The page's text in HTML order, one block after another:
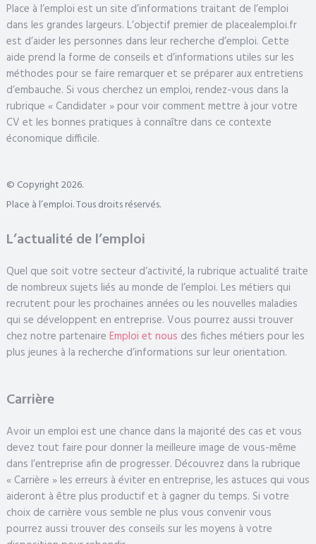
Place à l’emploi est un site d’informations traitant de l’emploi
dans les grandes largeurs. L’objectif premier de placealemploi.fr
est d’aider les personnes dans leur recherche d’emploi. Cette
aide prend la forme de conseils et d’informations utiles sur les
méthodes pour se faire remarquer et se préparer aux entretiens
d’embauche. Si vous cherchez un emploi, rendez-vous dans la
rubrique « Candidater » pour voir comment mettre à jour votre
CV et les bonnes pratiques à connaître dans ce contexte
économique difficile.
© Copyright 2026.
Place à l’emploi. Tous droits réservés.
L’actualité de l’emploi
Quel que soit votre secteur d’activité, la rubrique actualité traite
de nombreux sujets liés au monde de l’emploi. Les métiers qui
recrutent pour les prochaines années ou les nouvelles maladies
qui se développent en entreprise. Vous pourrez aussi trouver
chez notre partenaire Emploi et nous des fiches métiers pour les
plus jeunes à la recherche d’informations sur leur orientation.
Carrière
Avoir un emploi est une chance dans la majorité des cas et vous
devez tout faire pour donner la meilleure image de vous-même
dans l’entreprise afin de progresser. Découvrez dans la rubrique
« Carrière » les erreurs à éviter en entreprise, les astuces qui vous
aideront à être plus productif et à gagner du temps. Si votre
choix de carrière vous semble ne plus vous convenir vous
pourrez aussi trouver des conseils sur les moyens à votre